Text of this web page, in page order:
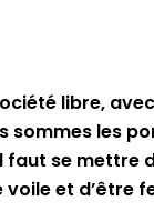
libre,
sommes les
se
voile et